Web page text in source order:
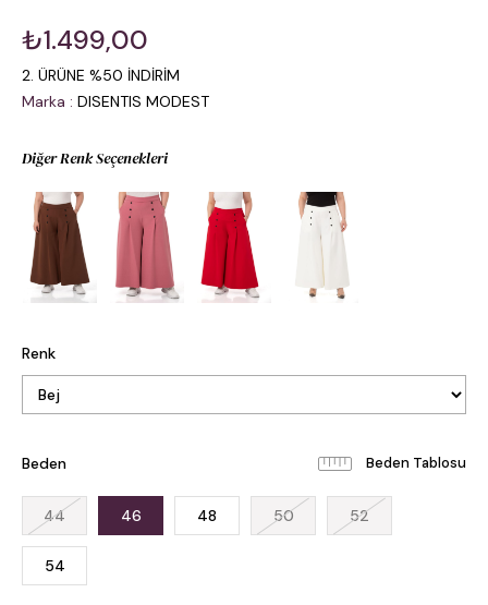
₺1.499,00
2. ÜRÜNE %50 İNDİRİM
Marka : DISENTIS MODEST
Diğer Renk Seçenekleri
Renk
Beden Beden Tablosu
44 46 48 50 52
54